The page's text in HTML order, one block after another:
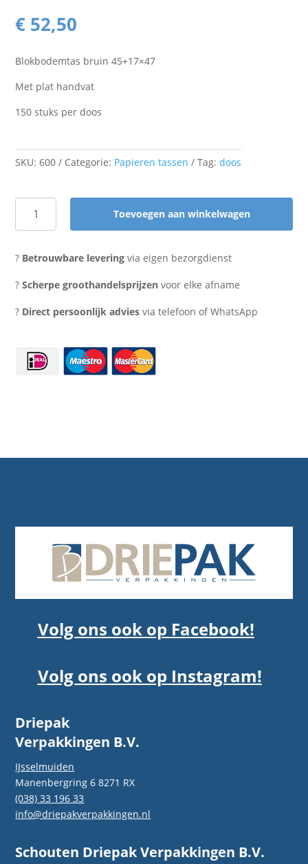
€ 52,50
Blokbodemtas bruin 45+17×47
Met plat handvat
150 stuks per doos
SKU:600 Categorie: Papieren tassen Tag:doos
Blokbodemtas
45+17x47
Toevoegen aan winkelwagen
? Betrouwbare levering via eigen bezorgdienst
?Scherpe groothandelsprijzen voor elke afname
? Direct persoonlijk advies via telefoon of WhatsApp
Volg ons ook op Facebook!
Volg ons ook op Instagram!
Driepak
Verpakkingen B.V.
IJsselmuiden
Manenbergring 6 8271 RX
(038) 33 196 33
info@driepakverpakkingen.nl
Schouten Driepak Verpakkingen B.V.